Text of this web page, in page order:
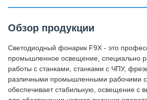
Обзор продукции
Светодиодный фонарик F9X - это
промышленное освещение, специально
работы с станками, станками с ЧПУ,
различными промышленными рабочими
обеспечивает стабильную, освещение с